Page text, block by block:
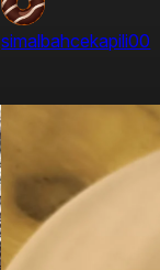
simalbahcekapili00